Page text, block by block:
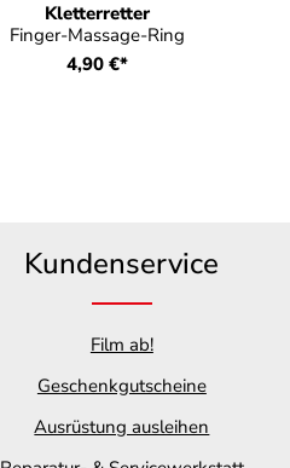
Kletterretter
Finger-Massage-Ring
4,90 €*
Kundenservice
Film ab!
Geschenkgutscheine
Ausrüstung ausleihen